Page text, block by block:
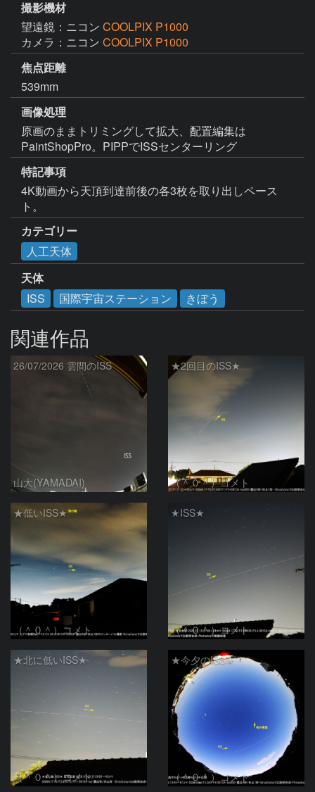
撮影機材
望遠鏡：ニコン COOLPIX P1000
カメラ：ニコン COOLPIX P1000
焦点距離
539mm
画像処理
原画のままトリミングして拡大、配置編集は
PaintShopPro。PIPPでISSセンターリング
特記事項
4K動画から天頂到達前後の各3枚を取り出しペース
ト。
カテゴリー
人工天体
天体
ISS
国際宇宙ステーション きぼう
関連作品
26/07/2026 雲間のISS
山大(YAMADAI)
★2回目のISS★
（＾０＾）コメト
★低いISS★
（＾０＾）コメト
★ISS★
（＾０＾）コメト
★北に低いISS★
（＾０＾）コメト
★今夕のISS★
（＾０＾）コメト